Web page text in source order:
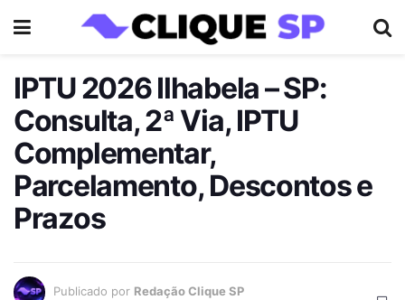
IPTU 2026 Ilhabela – SP:
Consulta, 2ª Via, IPTU
Complementar,
Parcelamento, Descontos e
Prazos
Publicado por Redação Clique SP